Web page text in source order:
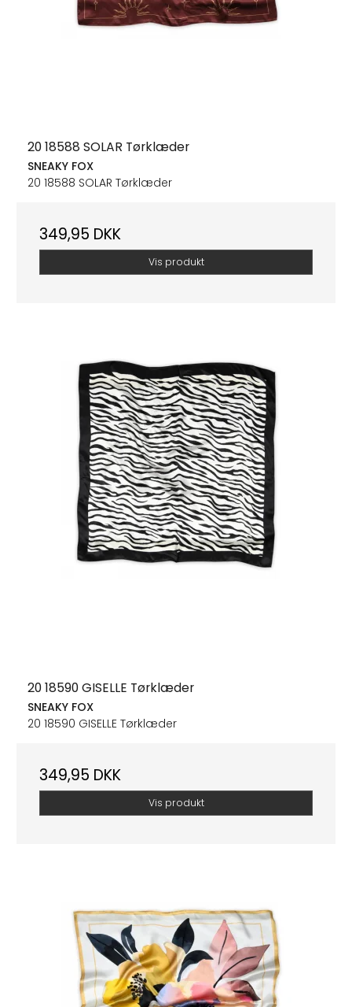
20 18588 SOLAR Tørklæder
SNEAKY FOX
20 18588 SOLAR Tørklæder
349,95 DKK
Vis produkt
20 18590 GISELLE Tørklæder
SNEAKY FOX
20 18590 GISELLE Tørklæder
349,95 DKK
Vis produkt